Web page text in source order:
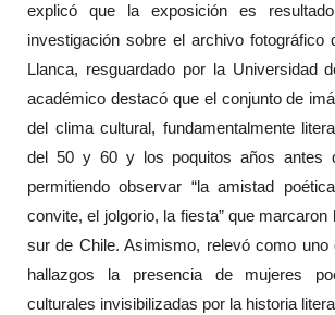
explicó que la exposición es
investigación sobre el archivo fotográfico
Llanca, resguardado por la Universidad
académico destacó que el conjunto de
del clima cultural, fundamentalmente
del 50 y 60 y los poquitos años antes
permitiendo observar “la amistad
convite, el jolgorio, la fiesta” que marcaron
sur de Chile. Asimismo, relevó como uno
hallazgos la presencia de mujeres
culturales invisibilizadas por la historia